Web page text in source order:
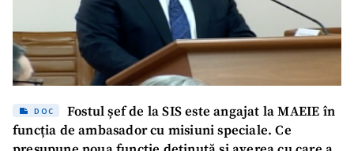
DOC
Fostul șef de la SIS este angajat la MAEIE în
funcția de ambasador cu misiuni speciale. Ce